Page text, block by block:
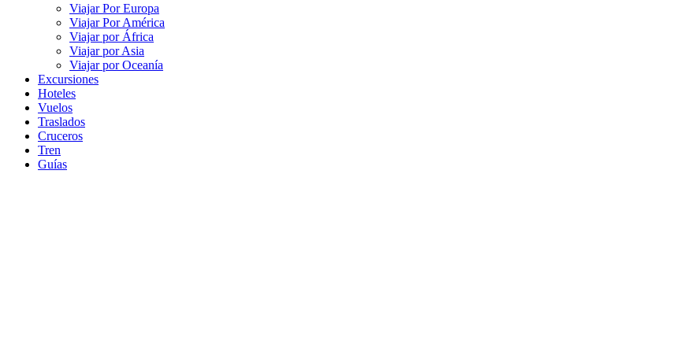
Viajar Por Europa
Viajar Por América
Viajar por África
Viajar por Asia
Viajar por Oceanía
Excursiones
Hoteles
Vuelos
Traslados
Cruceros
Tren
Guías